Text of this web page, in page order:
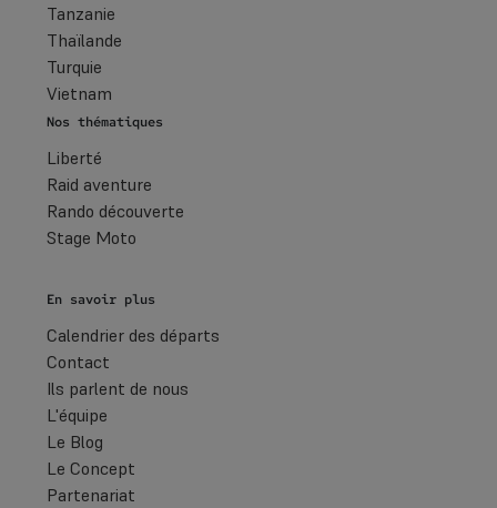
Tanzanie
Thaïlande
Turquie
Vietnam
Nos thématiques
Liberté
Raid aventure
Rando découverte
Stage Moto
En savoir plus
Calendrier des départs
Contact
Ils parlent de nous
L'équipe
Le Blog
Le Concept
Partenariat